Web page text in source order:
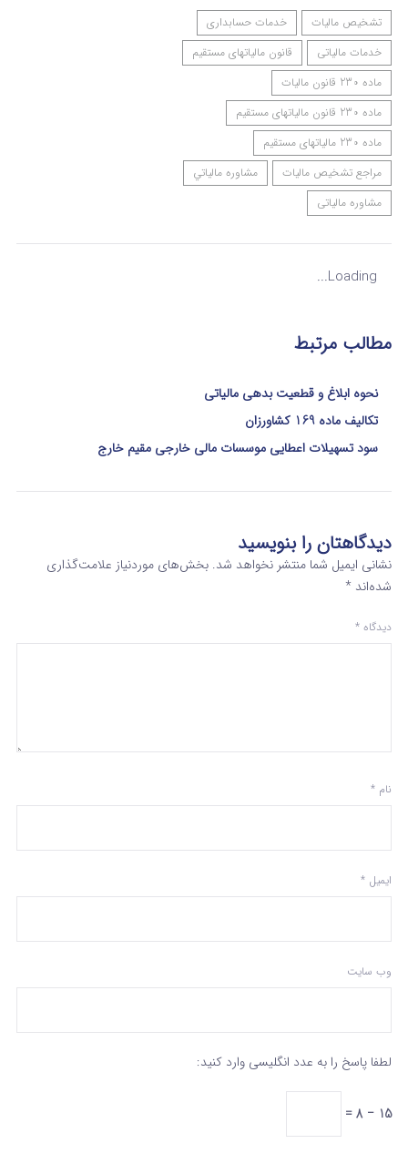
تشخیص مالیات
خدمات حسابداری
خدمات مالیاتی
قانون مالیاتهای مستقیم
ماده 230 قانون مالیات
ماده 230 قانون مالیاتهای مستقیم
ماده 230 مالیاتهای مستقیم
مراجع تشخیص مالیات
مشاوره مالياتي
مشاوره مالیاتی
Loading...
مطالب مرتبط
نحوه ابلاغ و قطعیت بدهی مالیاتی
تکالیف ماده 169 کشاورزان
سود تسهیلات اعطایی موسسات مالی خارجی مقیم خارج
دیدگاهتان را بنویسید
نشانی ایمیل شما منتشر نخواهد شد. بخش‌های موردنیاز علامت‌گذاری
شده‌اند *
دیدگاه *
نام *
ایمیل *
وب‌ سایت
لطفا پاسخ را به عدد انگلیسی وارد کنید:
15 − 8 =